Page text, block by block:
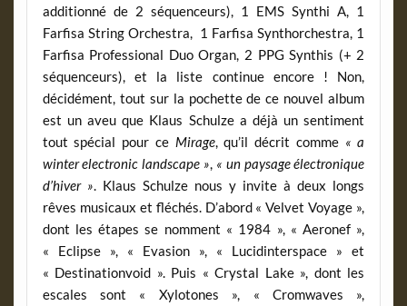
additionné de 2 séquenceurs), 1 EMS Synthi A, 1
Farfisa String Orchestra, 1 Farfisa Synthorchestra, 1
Farfisa Professional Duo Organ, 2 PPG Synthis (+ 2
séquenceurs), et la liste continue encore ! Non,
décidément, tout sur la pochette de ce nouvel album
est un aveu que Klaus Schulze a déjà un sentiment
tout spécial pour ce Mirage, qu’il décrit comme « a
winter electronic landscape », « un paysage électronique
d’hiver ». Klaus Schulze nous y invite à deux longs
rêves musicaux et fléchés. D’abord « Velvet Voyage »,
dont les étapes se nomment « 1984 », « Aeronef »,
« Eclipse », « Evasion », « Lucidinterspace » et
« Destinationvoid ». Puis « Crystal Lake », dont les
escales sont « Xylotones », « Cromwaves »,